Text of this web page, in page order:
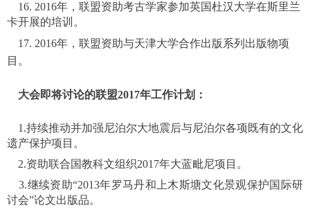
16. 2016年，联盟资助考古学家参加英国杜汉大学在斯里兰
卡开展的培训。
17. 2016年，联盟资助与天津大学合作出版系列出版物项
目 。
大会即将讨论的联盟2017年工作计划：
1.持续推动并加强尼泊尔大地震后与尼泊尔各项既有的文化
遗产保护项目。
2.资助联合国教科文组织2017年大蓝毗尼项目。
3.继续资助“2013年罗马丹和上木斯塘文化景观保护国际研
讨会”论文出版品。